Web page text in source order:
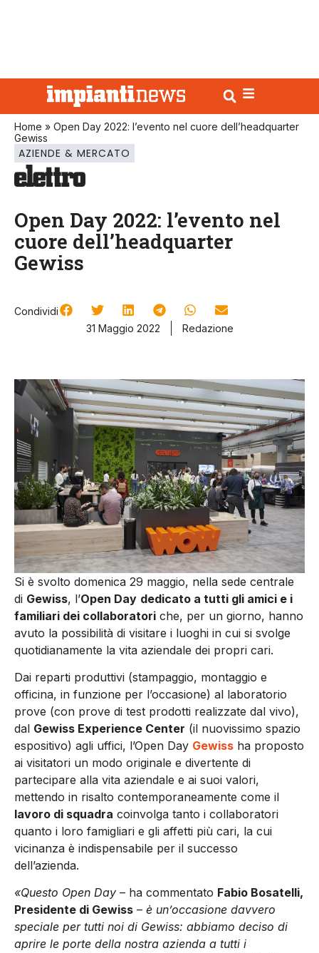
Home » Open Day 2022: l’evento nel cuore dell’headquarter
Gewiss
AZIENDE & MERCATO
Open Day 2022: l’evento nel
cuore dell’headquarter
Gewiss
Condividi
31 Maggio 2022
Redazione
Si è svolto domenica 29 maggio, nella sede centrale
di Gewiss, l’Open Day dedicato a tutti gli amici e i
familiari dei collaboratori che, per un giorno, hanno
avuto la possibilità di visitare i luoghi in cui si svolge
quotidianamente la vita aziendale dei propri cari.
Dai reparti produttivi (stampaggio, montaggio e
officina, in funzione per l’occasione) al laboratorio
prove (con prove di test prodotti realizzate dal vivo),
dal Gewiss Experience Center (il nuovissimo spazio
espositivo) agli uffici, l’Open Day Gewiss ha proposto
ai visitatori un modo originale e divertente di
partecipare alla vita aziendale e ai suoi valori,
mettendo in risalto contemporaneamente come il
lavoro di squadra coinvolga tanto i collaboratori
quanto i loro famigliari e gli affetti più cari, la cui
vicinanza è indispensabile per il successo
dell’azienda.
«Questo Open Day – ha commentato Fabio Bosatelli,
Presidente di Gewiss – è un’occasione davvero
speciale per tutti noi di Gewiss: abbiamo deciso di
aprire le porte della nostra azienda a tutti i